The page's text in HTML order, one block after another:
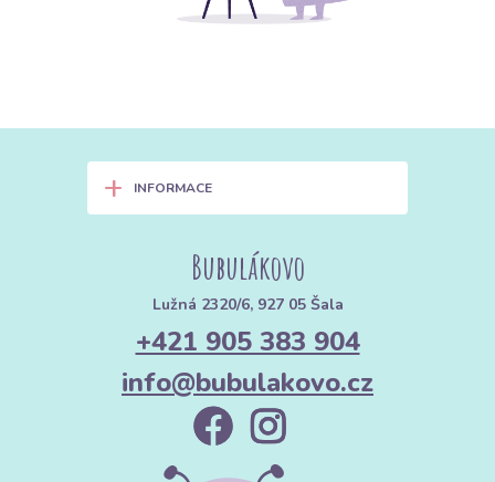
+ INFORMACE
Bubulákovo
Lužná 2320/6, 927 05 Šala
+421 905 383 904
info@bubulakovo.cz